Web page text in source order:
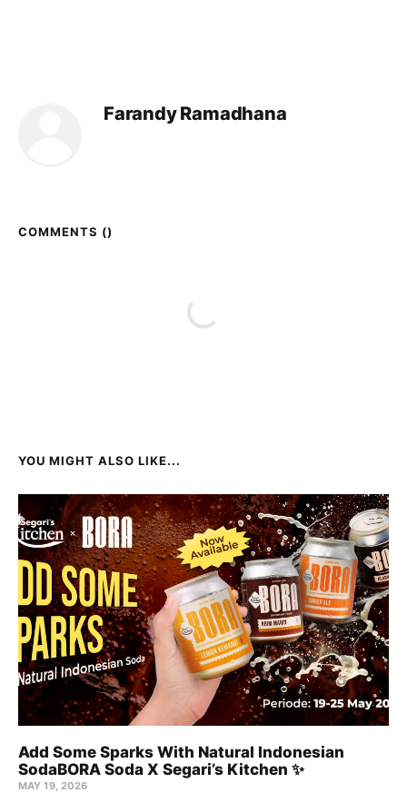
Farandy Ramadhana
COMMENTS ()
YOU MIGHT ALSO LIKE...
Add Some Sparks With Natural Indonesian
SodaBORA Soda X Segari’s Kitchen ✨
MAY 19, 2026